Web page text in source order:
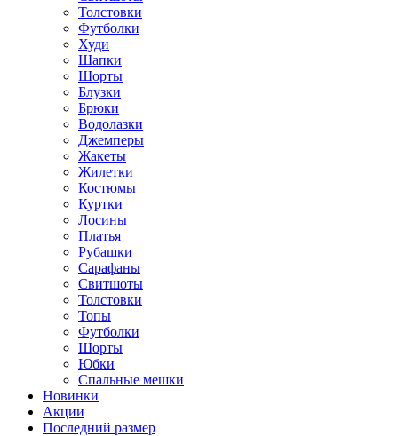
Толстовки
Футболки
Худи
Шапки
Шорты
Блузки
Брюки
Водолазки
Джемперы
Жакеты
Жилетки
Костюмы
Куртки
Лосины
Платья
Рубашки
Сарафаны
Свитшоты
Толстовки
Топы
Футболки
Шорты
Юбки
Спальные мешки
Новинки
Акции
Последний размер